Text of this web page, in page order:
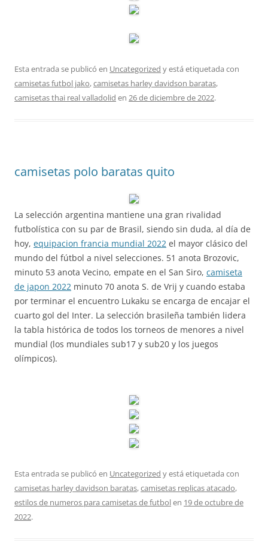
Esta entrada se publicó en Uncategorized y está etiquetada con
camisetas futbol jako,camisetas harley davidson baratas,
camisetas thai real valladolid en 26 de diciembre de 2022.
camisetas polo baratas quito
La selección argentina mantiene una gran rivalidad
futbolística con su par de Brasil, siendo sin duda, al día de
hoy, equipacion francia mundial 2022 el mayor clásico del
mundo del fútbol a nivel selecciones. 51 anota Brozovic,
minuto 53 anota Vecino, empate en el San Siro, camiseta
de japon 2022 minuto 70 anota S. de Vrij y cuando estaba
por terminar el encuentro Lukaku se encarga de encajar el
cuarto gol del Inter. La selección brasileña también lidera
la tabla histórica de todos los torneos de menores a nivel
mundial (los mundiales sub17 y sub20 y los juegos
olímpicos).
Esta entrada se publicó en Uncategorized y está etiquetada con
camisetas harley davidson baratas,camisetas replicas atacado,
estilos de numeros para camisetas de futbolen 19 de octubre de
2022.